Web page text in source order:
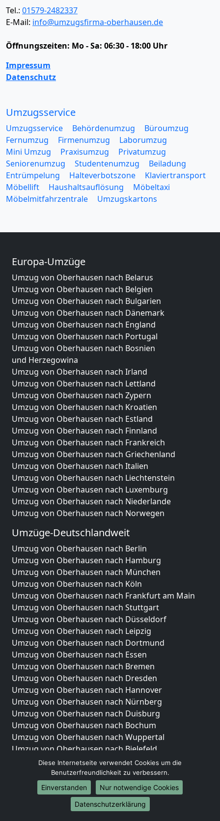
Tel.: 01579-2482337
E-Mail: info@umzugsfirma-oberhausen.de
Öffnungszeiten: Mo - Sa: 06:30 - 18:00 Uhr
Impressum
Datenschutz
Umzugsservice
Umzugsservice Behördenumzug
Büroumzug
Fernumzug
Firmenumzug
Laborumzug
Mini Umzug
Praxisumzug
Privatumzug
Seniorenumzug
Studentenumzug
Beiladung
Entrümpelung
Halteverbotszone
Klaviertransport
Möbellift
Haushaltsauflösung
Möbeltaxi
Möbelmitfahrzentrale
Umzugskartons
Europa-Umzüge
Umzug von Oberhausen nach Belarus
Umzug von Oberhausen nach Belgien
Umzug von Oberhausen nach Bulgarien
Umzug von Oberhausen nach Dänemark
Umzug von Oberhausen nach England
Umzug von Oberhausen nach Portugal
Umzug von Oberhausen nach Bosnien
und Herzegowina
Umzug von Oberhausen nach Irland
Umzug von Oberhausen nach Lettland
Umzug von Oberhausen nach Zypern
Umzug von Oberhausen nach Kroatien
Umzug von Oberhausen nach Estland
Umzug von Oberhausen nach Finnland
Umzug von Oberhausen nach Frankreich
Umzug von Oberhausen nach Griechenland
Umzug von Oberhausen nach Italien
Umzug von Oberhausen nach Liechtenstein
Umzug von Oberhausen nach Luxemburg
Umzug von Oberhausen nach Niederlande
Umzug von Oberhausen nach Norwegen
Umzüge-Deutschlandweit
Umzug von Oberhausen nach Berlin
Umzug von Oberhausen nach Hamburg
Umzug von Oberhausen nach München
Umzug von Oberhausen nach Köln
Umzug von Oberhausen nach Frankfurt am Main
Umzug von Oberhausen nach Stuttgart
Umzug von Oberhausen nach Düsseldorf
Umzug von Oberhausen nach Leipzig
Umzug von Oberhausen nach Dortmund
Umzug von Oberhausen nach Essen
Umzug von Oberhausen nach Bremen
Umzug von Oberhausen nach Dresden
Umzug von Oberhausen nach Hannover
Umzug von Oberhausen nach Nürnberg
Umzug von Oberhausen nach Duisburg
Umzug von Oberhausen nach Bochum
Umzug von Oberhausen nach Wuppertal
Umzug von Oberhausen nach Bielefeld
Umzug von Oberhausen nach Bonn
Umzug von Oberhausen nach Münster
Internationale-Umzüge
Umzug von Oberhausen nach Brasilien
Diese Internetseite verwendet Cookies um die
Benutzerfreundlichkeit zu verbessern.
Einverstanden
Nur notwendige Cookies
Datenschutzerklärung